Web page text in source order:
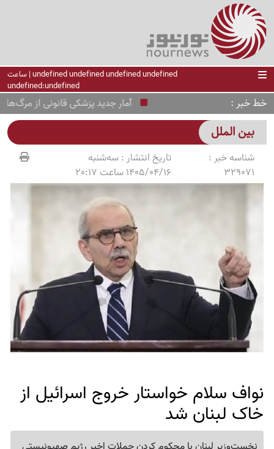
undefined undefined undefined undefined | ساعت
undefined:undefined
خط خبر آمار جدید پزشکی قانونی از مرگ‌های
بین الملل
شناسه خبر :
329071
تاریخ انتشار :سه‌شنبه
1405/04/16 ساعت 20:17
نواف سلام خواستار خروج اسرائیل از
خاک لبنان شد